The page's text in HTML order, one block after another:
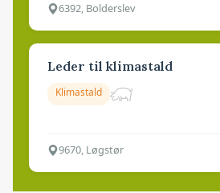
6392, Bolderslev
Leder til klimastald
Klimastald
9670, Løgstør